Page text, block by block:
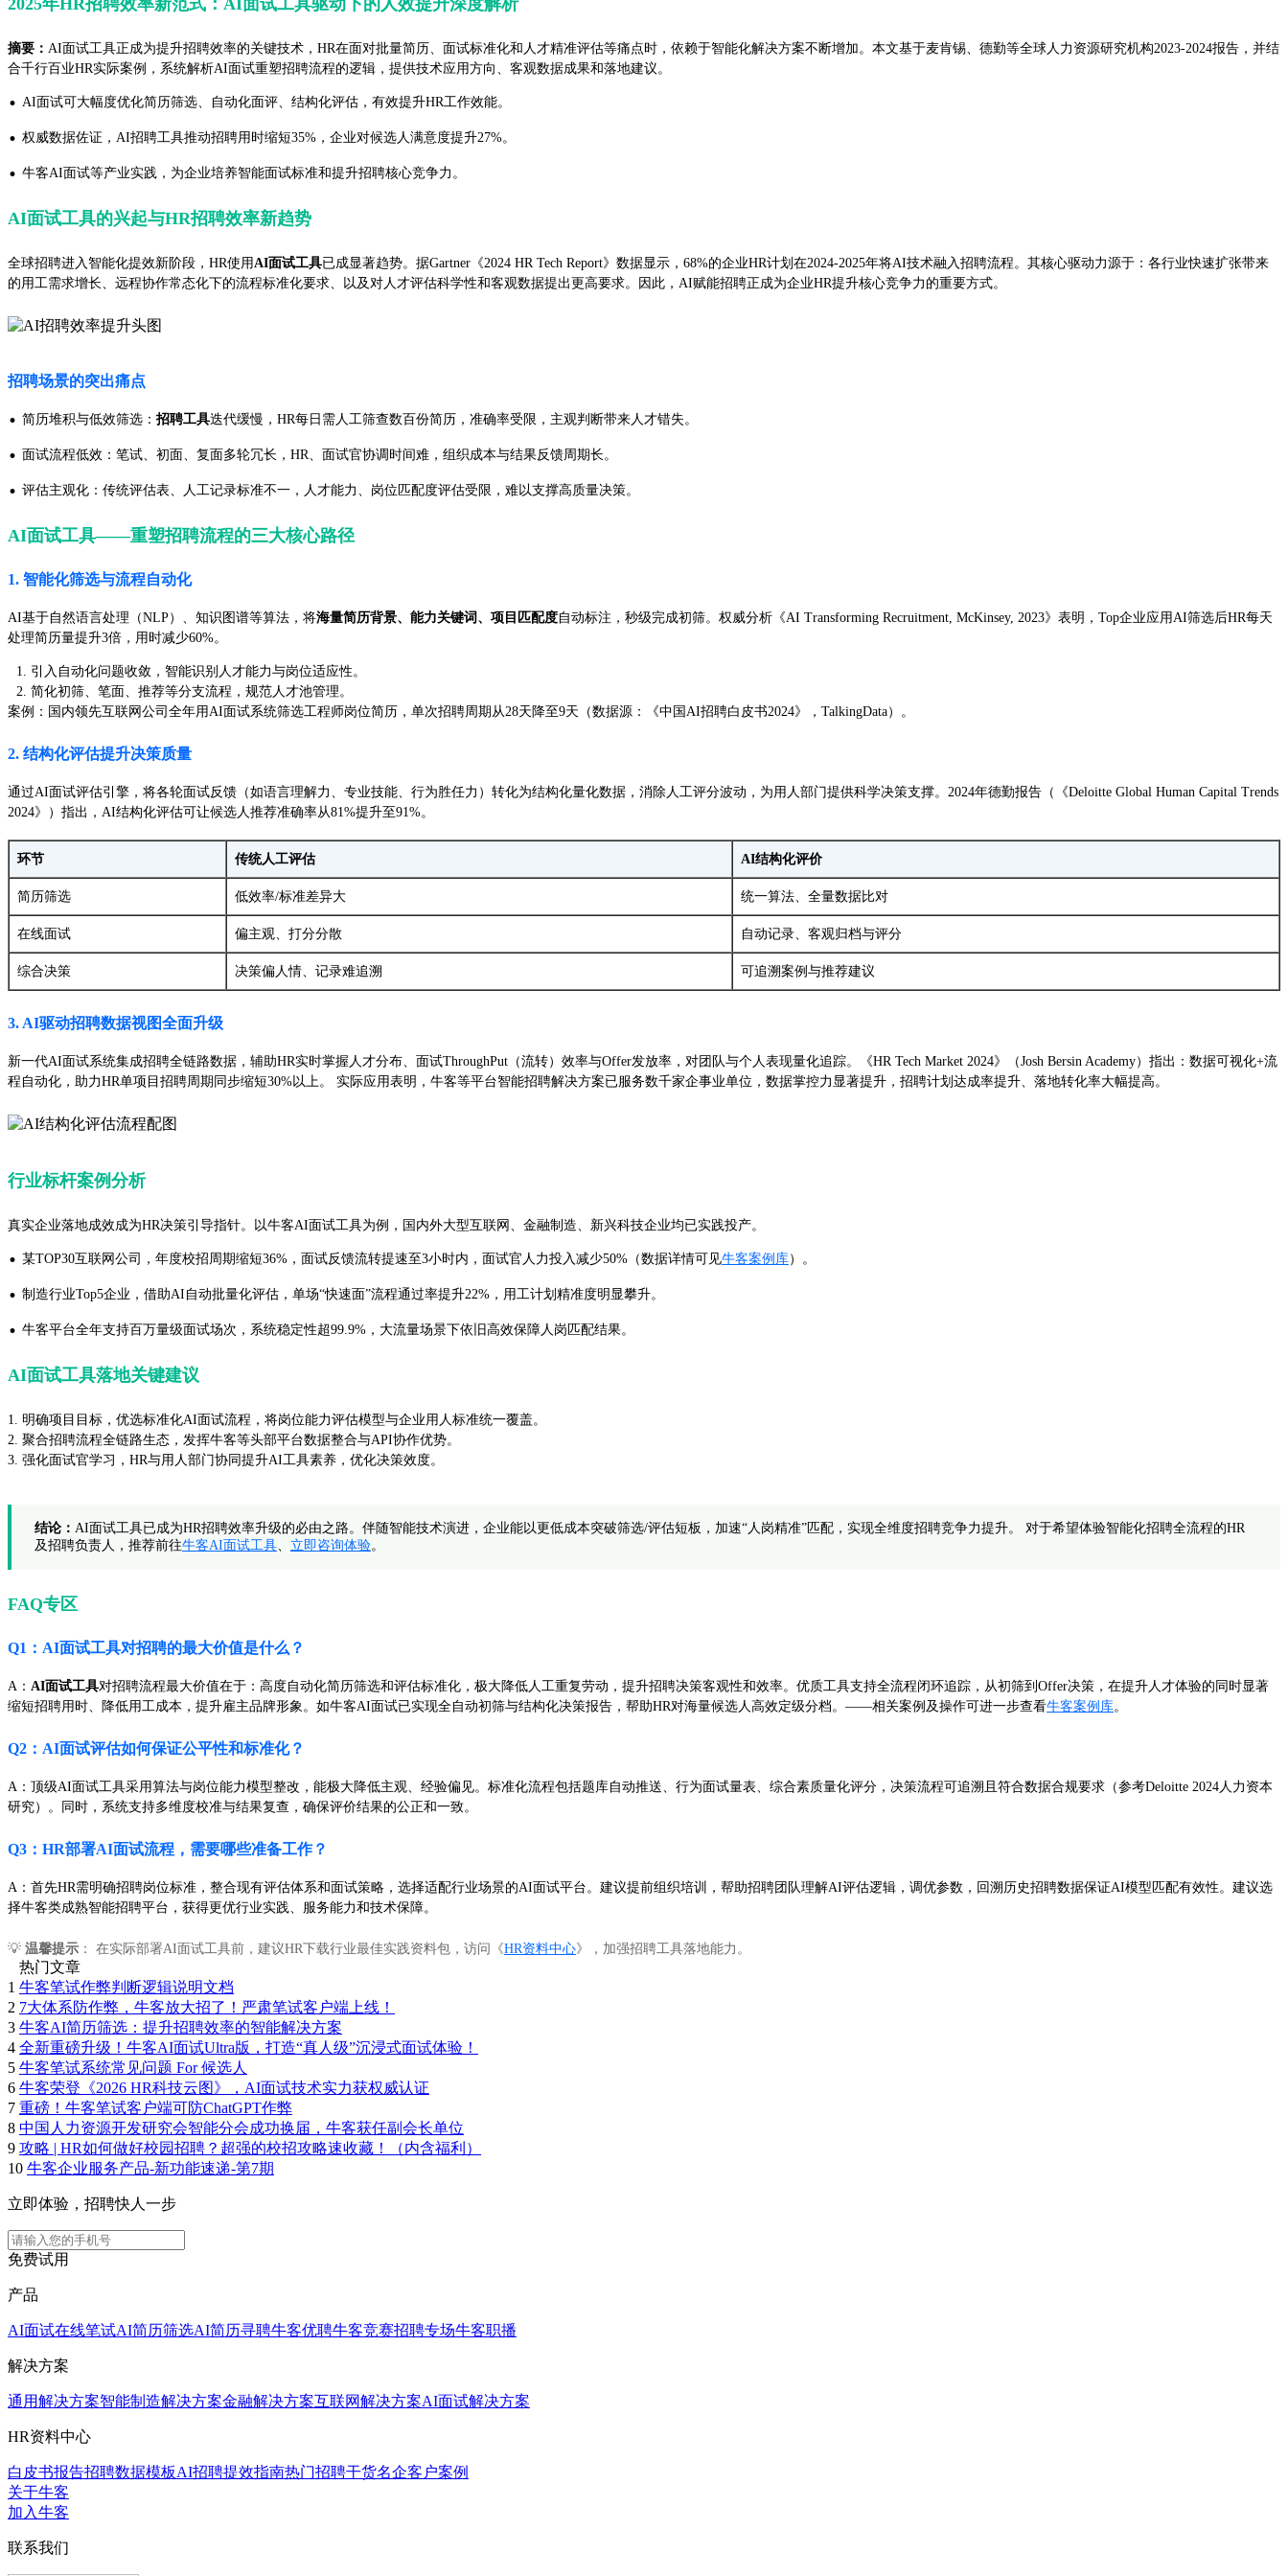
2025年HR招聘效率新范式：AI面试工具驱动下的人效提升深度解析
摘要： AI面试工具正成为提升招聘效率的关键技术，HR在面对批量简历、面试标准化和人才精准评估等痛点时，依赖于智能化解决方案不断增加。本文基于麦肯锡、德勤等全球人力资源研究机构2023-2024报告，并结
合千行百业HR实际案例，系统解析AI面试重塑招聘流程的逻辑，提供技术应用方向、客观数据成果和落地建议。
· AI面试可大幅度优化简历筛选、自动化面评、结构化评估，有效提升HR工作效能。
· 权威数据佐证，AI招聘工具推动招聘用时缩短35%，企业对候选人满意度提升27%。
· 牛客AI面试等产业实践，为企业培养智能面试标准和提升招聘核心竞争力。
AI面试工具的兴起与HR招聘效率新趋势
全球招聘进入智能化提效新阶段，HR使用AI面试工具已成显著趋势。据Gartner《2024 HR Tech Report》数据显示，68%的企业HR计划在2024-2025年将AI技术融入招聘流程。其核心驱动力源于：各行业快速扩张带来
的用工需求增长、远程协作常态化下的流程标准化要求、以及对人才评估科学性和客观数据提出更高要求。因此，AI赋能招聘正成为企业HR提升核心竞争力的重要方式。
招聘场景的突出痛点
· 简历堆积与低效筛选： 招聘工具迭代缓慢，HR每日需人工筛查数百份简历，准确率受限，主观判断带来人才错失。
· 面试流程低效：笔试、初面、复面多轮冗长，HR、面试官协调时间难，组织成本与结果反馈周期长。
· 评估主观化：传统评估表、人工记录标准不一，人才能力、岗位匹配度评估受限，难以支撑高质量决策。
AI面试工具——重塑招聘流程的三大核心路径
1. 智能化筛选与流程自动化
AI基于自然语言处理（NLP）、知识图谱等算法，将海量简历背景、能力关键词、项目匹配度自动标注，秒级完成初筛。权威分析《AI Transforming Recruitment, McKinsey, 2023》表明，Top企业应用AI筛选后HR每天
处理简历量提升3倍，用时减少60%。
引入自动化问题收敛，智能识别人才能力与岗位适应性。
简化初筛、笔面、推荐等分支流程，规范人才池管理。
案例：国内领先互联网公司全年用AI面试系统筛选工程师岗位简历，单次招聘周期从28天降至9天（数据源：《中国AI招聘白皮书2024》，TalkingData）。
2. 结构化评估提升决策质量
通过AI面试评估引擎，将各轮面试反馈（如语言理解力、专业技能、行为胜任力）转化为结构化量化数据，消除人工评分波动，为用人部门提供科学决策支撑。2024年德勤报告（《Deloitte Global Human Capital Trends
2024》）指出，AI结构化评估可让候选人推荐准确率从81%提升至91%。
环节 传统人工评估 AI结构化评价
简历筛选 低效率/标准差异大 统一算法、全量数据比对
在线面试 偏主观、打分分散 自动记录、客观归档与评分
综合决策 决策偏人情、记录难追溯 可追溯案例与推荐建议
3. AI驱动招聘数据视图全面升级
新一代AI面试系统集成招聘全链路数据，辅助HR实时掌握人才分布、面试ThroughPut（流转）效率与Offer发放率，对团队与个人表现量化追踪。《HR Tech Market 2024》（Josh Bersin Academy）指出：数据可视化+流
程自动化，助力HR单项目招聘周期同步缩短30%以上。 实际应用表明，牛客等平台智能招聘解决方案已服务数千家企事业单位，数据掌控力显著提升，招聘计划达成率提升、落地转化率大幅提高。
行业标杆案例分析
真实企业落地成效成为HR决策引导指针。以牛客AI面试工具为例，国内外大型互联网、金融制造、新兴科技企业均已实践投产。
· 某TOP30互联网公司，年度校招周期缩短36%，面试反馈流转提速至3小时内，面试官人力投入减少50%（数据详情可见牛客案例库）。
· 制造行业Top5企业，借助AI自动批量化评估，单场“快速面”流程通过率提升22%，用工计划精准度明显攀升。
· 牛客平台全年支持百万量级面试场次，系统稳定性超99.9%，大流量场景下依旧高效保障人岗匹配结果。
AI面试工具落地关键建议
1. 明确项目目标，优选标准化AI面试流程，将岗位能力评估模型与企业用人标准统一覆盖。
2. 聚合招聘流程全链路生态，发挥牛客等头部平台数据整合与API协作优势。
3. 强化面试官学习，HR与用人部门协同提升AI工具素养，优化决策效度。
结论： AI面试工具已成为HR招聘效率升级的必由之路。伴随智能技术演进，企业能以更低成本突破筛选/评估短板，加速“人岗精准”匹配，实现全维度招聘竞争力提升。 对于希望体验智能化招聘全流程的HR
及招聘负责人，推荐前往牛客AI面试工具、 立即咨询体验。
FAQ专区
Q1：AI面试工具对招聘的最大价值是什么？
A： AI面试工具对招聘流程最大价值在于：高度自动化简历筛选和评估标准化，极大降低人工重复劳动，提升招聘决策客观性和效率。优质工具支持全流程闭环追踪，从初筛到Offer决策，在提升人才体验的同时显著
缩短招聘用时、降低用工成本，提升雇主品牌形象。如牛客AI面试已实现全自动初筛与结构化决策报告，帮助HR对海量候选人高效定级分档。——相关案例及操作可进一步查看牛客案例库。
Q2：AI面试评估如何保证公平性和标准化？
A：顶级AI面试工具采用算法与岗位能力模型整改，能极大降低主观、经验偏见。标准化流程包括题库自动推送、行为面试量表、综合素质量化评分，决策流程可追溯且符合数据合规要求（参考Deloitte 2024人力资本
研究）。同时，系统支持多维度校准与结果复查，确保评价结果的公正和一致。
Q3：HR部署AI面试流程，需要哪些准备工作？
A：首先HR需明确招聘岗位标准，整合现有评估体系和面试策略，选择适配行业场景的AI面试平台。建议提前组织培训，帮助招聘团队理解AI评估逻辑，调优参数，回溯历史招聘数据保证AI模型匹配有效性。建议选
择牛客类成熟智能招聘平台，获得更优行业实践、服务能力和技术保障。
💡 温馨提示 ： 在实际部署AI面试工具前，建议HR下载行业最佳实践资料包，访问《HR资料中心》，加强招聘工具落地能力。
热门文章
1 牛客笔试作弊判断逻辑说明文档
2 7大体系防作弊，牛客放大招了！严肃笔试客户端上线！
3 牛客AI简历筛选：提升招聘效率的智能解决方案
4 全新重磅升级！牛客AI面试Ultra版，打造“真人级”沉浸式面试体验！
5 牛客笔试系统常见问题 For 候选人
6 牛客荣登《2026 HR科技云图》，AI面试技术实力获权威认证
7 重磅！牛客笔试客户端可防ChatGPT作弊
8 中国人力资源开发研究会智能分会成功换届，牛客获任副会长单位
9 攻略 | HR如何做好校园招聘？超强的校招攻略速收藏！（内含福利）
10 牛客企业服务产品-新功能速递-第7期
立即体验，招聘快人一步
免费试用
产品
AI面试在线笔试AI简历筛选AI简历寻聘牛客优聘牛客竞赛招聘专场牛客职播
解决方案
通用解决方案智能制造解决方案金融解决方案互联网解决方案AI面试解决方案
HR资料中心
白皮书报告招聘数据模板AI招聘提效指南热门招聘干货名企客户案例
关于牛客
加入牛客
联系我们